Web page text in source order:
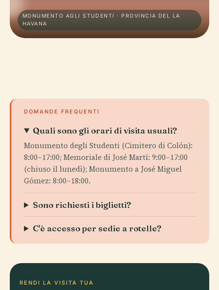
MONUMENTO AGLI STUDENTI · PROVINCIA DEL LA
HAVANA
DOMANDE FREQUENTI
Quali sono gli orari di visita usuali?
Monumento degli Studenti (Cimitero di Colón):
8:00–17:00; Memoriale di José Martí: 9:00–17:00
(chiuso il lunedì); Monumento a José Miguel
Gómez: 8:00–18:00.
Sono richiesti i biglietti?
C'è accesso per sedie a rotelle?
RENDI LA VISITA TUA